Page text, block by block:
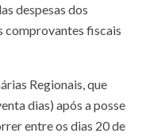
despesas dos
comprovantes fiscais
Regionais, que
dias) após a posse
entre os dias 20 de